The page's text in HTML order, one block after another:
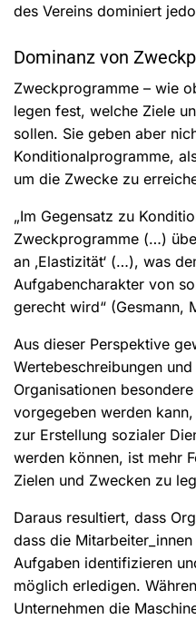
des Vereins dominiert
Dominanz von
Zweckprogramme – wie
legen fest, welche Ziele
sollen. Sie geben aber
Konditionalprogramme,
um die Zwecke zu
„Im Gegensatz zu
Zweckprogramme (…)
an ‚Elastizität‘ (…), was
Aufgabencharakter von
gerecht wird“ (Gesmann,
Aus dieser Perspektive
Wertebeschreibungen
Organisationen
vorgegeben werden
zur Erstellung sozialer
werden können, ist mehr
Zielen und Zwecken zu
Daraus resultiert, dass
dass die
Aufgaben identifizieren
möglich erledigen.
Unternehmen die